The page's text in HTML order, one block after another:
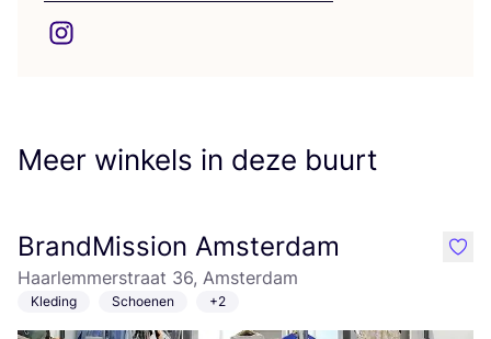
Meer winkels in deze buurt
BrandMission Amsterdam
Haarlemmerstraat 36, Amsterdam
Kleding Schoenen +2
like